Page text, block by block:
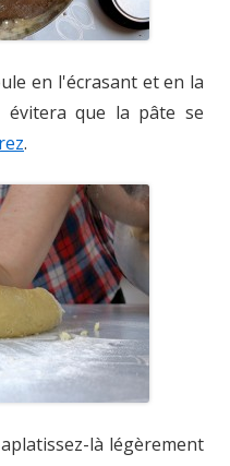
en l'écrasant et en la
évitera que la pâte se
.
là légèrement